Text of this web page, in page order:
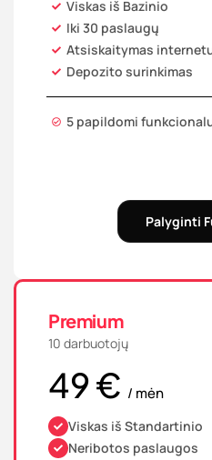
Viskas iš Bazinio
Iki 30 paslaugų
Atsiskaitymas
Depozito surinkimas​
5 papildomi
Palyginti
Premium
10 darbuotojų
49 € / mėn
Viskas iš Standartinio
Neribotos paslaugos